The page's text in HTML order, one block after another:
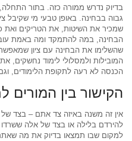
בדיוק נדרש ממורה כזה. בתור התחלה,
שמכיר את השיטות, את הטריקים ואת
הבחינה, במה להתמקד ומה באמת
שהשלימו את הבחינה עם ציון
המובילות ולמסלולי לימוד נחשקים,
הכנסה לא רעה לתקופת הלימודים,
הקישור בין המורים
אין זה משנה באיזה צד אתם – בצד
להירדם בלילה או בצד של אלה
למקום שבו תמצאו בדיוק את מה